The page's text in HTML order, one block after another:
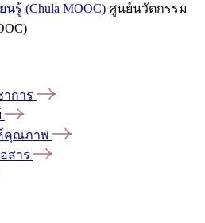
รู้ (Chula MOOC) ศูนย์นวัตกรรม
การ
คุณภาพ
สาร